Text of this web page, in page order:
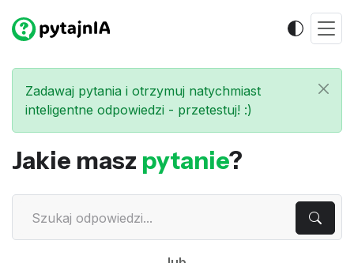
Zadawaj pytania i otrzymuj natychmiast
inteligentne odpowiedzi - przetestuj! :)
Jakie masz pytanie?